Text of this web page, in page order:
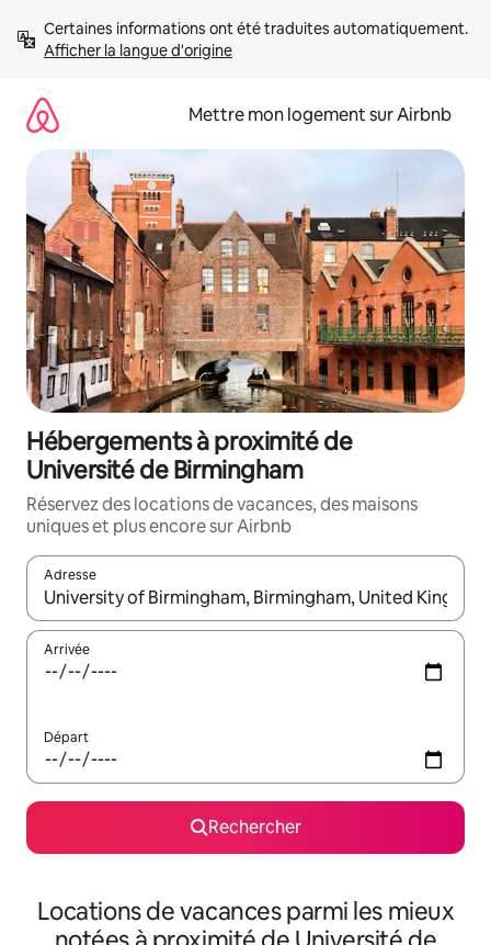
directement
Afficher la langue d'origine
Mettre mon logement sur Airbnb
Hébergements à proximité de
Université de Birmingham
Réservez des locations de vacances, des maisons
uniques et plus encore sur Airbnb
Adresse
Lorsque les résultats s'affichent, utilisez les flèches vers le
Arrivée
Départ
Rechercher
Locations de vacances parmi les mieux